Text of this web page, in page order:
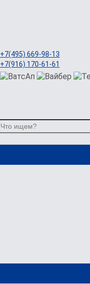
+7(495) 669-98-13
+7(916) 170-61-61